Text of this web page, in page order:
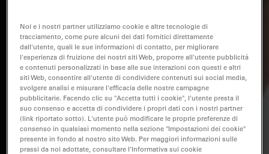
Noi e i nostri partner utilizziamo cookie e altre tecnologie di
tracciamento, come pure alcuni dei dati fornitici direttamente
dall'utente, quali le sue informazioni di contatto, per migliorare
l'esperienza di fruizione dei nostri siti Web, proporre all'utente pubblicità
e contenuti personalizzati in base alle sue interazioni con questi e altri
siti Web, consentire all'utente di condividere contenuti sui social media,
svolgere analisi e misurare l'efficacia delle nostre campagne
pubblicitarie. Facendo clic su "Accetta tutti i cookie", l'utente presta il
suo consenso e accetta di condividere i propri dati con i nostri partner
(link riportato sotto). L'utente può modificare le proprie preferenze di
consenso in qualsiasi momento nella sezione "Impostazioni dei cookie"
presente in fondo al nostro sito Web. Per maggiori informazioni sulle
prassi da noi adottate, consultare l'Informativa sui cookie